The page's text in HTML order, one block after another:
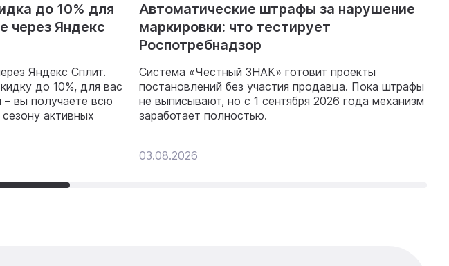
до 10% для
через Яндекс
Яндекс Сплит.
до 10%, для вас
– вы получаете всю
активных
Автоматические штрафы за нарушение
маркировки: что тестирует
Роспотребнадзор
Система «Честный ЗНАК» готовит проекты
постановлений без участия продавца. Пока штрафы
не выписывают, но с 1 сентября 2026 года механизм
заработает полностью.
03.08.2026